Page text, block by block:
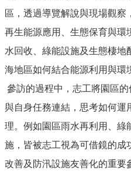
區，透過導覽解說與現場觀察
再生能源應用、生態保育與環
水回收、綠能設施及生態棲
海地區如何結合能源利用與環
參訪的過程中，志工將園區
與自身任務連結，思考如何運
理。例如園區雨水再利用、綠
施，皆被志工視為可借鏡的成
改善及防汛設施友善化的重要